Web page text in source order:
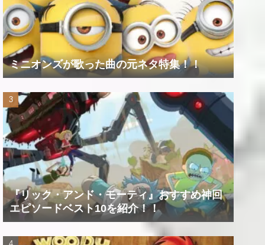
ミニオンズが歌った曲の元ネタ特集！！
『リック・アンド・モーティ』おすすめ神回
エピソードベスト10を紹介！！